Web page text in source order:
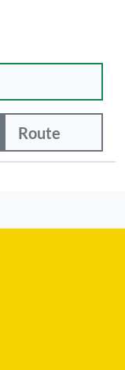
Route